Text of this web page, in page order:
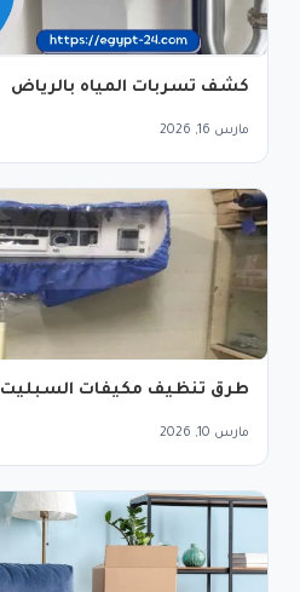
كشف تسربات المياه بالرياض
مارس 16, 2026
طرق تنظيف مكيفات السبليت
مارس 10, 2026